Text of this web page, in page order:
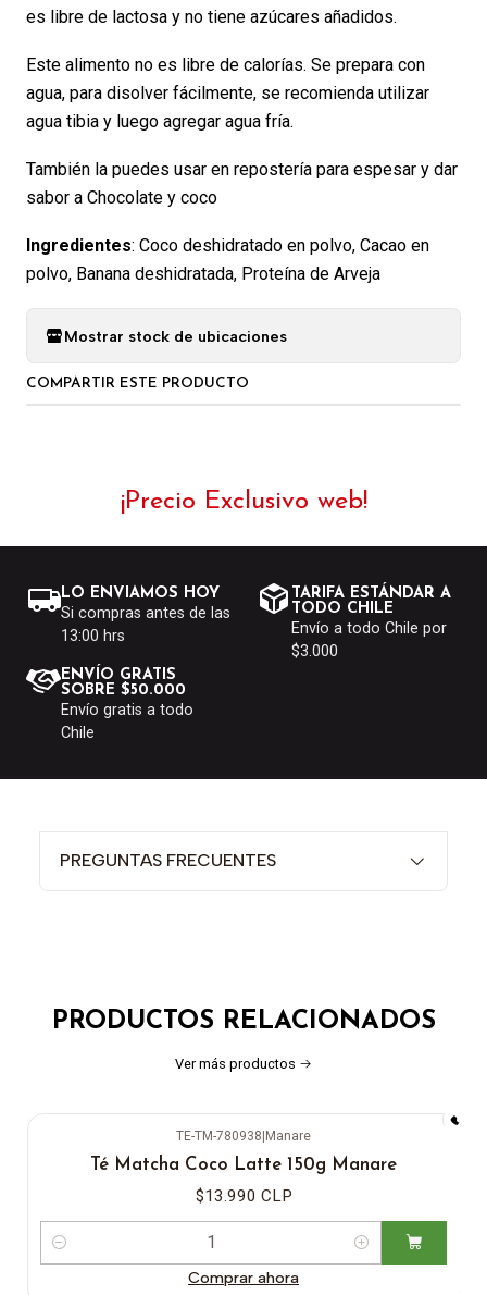
es libre de lactosa y no tiene azúcares añadidos.
Este alimento no es libre de calorías. Se prepara con
agua, para disolver fácilmente, se recomienda utilizar
agua tibia y luego agregar agua fría.
También la puedes usar en repostería para espesar y dar
sabor a Chocolate y coco
Ingredientes: Coco deshidratado en polvo, Cacao en
polvo, Banana deshidratada, Proteína de Arveja
Mostrar stock de ubicaciones
COMPARTIR ESTE PRODUCTO
¡Precio Exclusivo web!
LO ENVIAMOS HOY
Si compras antes de las
13:00 hrs
TARIFA ESTÁNDAR A
TODO CHILE
Envío a todo Chile por
$3.000
ENVÍO GRATIS
SOBRE $50.000
Envío gratis a todo
Chile
PREGUNTAS FRECUENTES
PRODUCTOS RELACIONADOS
Ver más productos
TE-TM-780938|Manare
Té Matcha Coco Latte 150g Manare
$13.990 CLP
Cantidad
Comprar ahora